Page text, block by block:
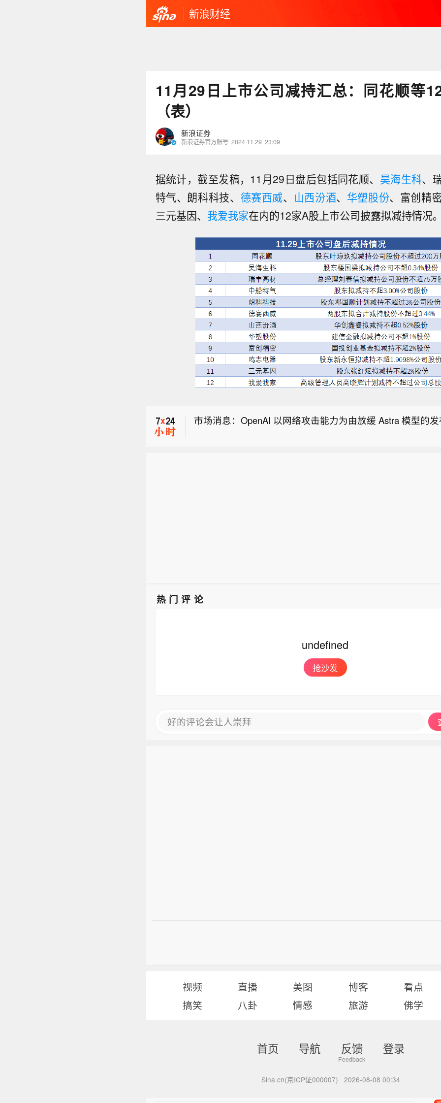
新浪财经
11月29日上市公司减持汇总：同花顺等
（表）
新浪证券
新浪证券官方账号 2024.11.29 23:09
据统计，截至发稿，11月29日盘后包括同花顺、 昊海生科、
特气、朗科科技、 德赛西威、 山西汾酒、 华塑股份、富创精
三元基因、 我爱我家在内的12家A股上市公司披露拟减持情况。
伊拉克武装部队发言人表示，沙特尚未提供任何证据，用以
于伊拉克领土遭袭击的相关说法。
市场消息：OpenAI 以网络攻击能力为由放缓 Astra 模型的发
热门评论
undefined
抢沙发
好的评论会让人崇拜
视频 直播 美图 博客 看点
搞笑
八卦 情感 旅游 佛学
首页 导航 反馈 登录
Sina.cn(京ICP证000007) 2026-08-08 00:34